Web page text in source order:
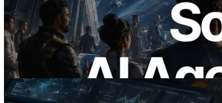
ERPC เปิดตัว Solana RPC ที่รองรับ x402
— ยุคที่ AI Agent จ่ายเงินให้ API ที่ต้องใช้
แบบ On Demand
อ่านบทความนี้